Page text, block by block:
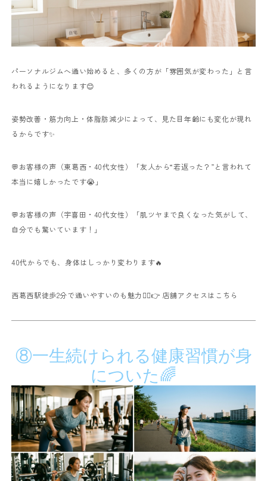
パーソナルジムへ通い始めると、多くの方が「雰囲気が変わった」と言
われるようになります😊
姿勢改善・筋力向上・体脂肪減少によって、見た目年齢にも変化が現れ
るからです✨
💬お客様の声（東葛西・40代女性）
「友人から“若返った？”と言われて
本当に嬉しかったです😭」
💬お客様の声（宇喜田・40代女性）
「肌ツヤまで良くなった気がして、
自分でも驚いています！」
40代からでも、身体はしっかり変わります🔥
西葛西駅徒歩2分で通いやすいのも魅力🚶‍♀️👉 店舗アクセスはこちら
⑧一生続けられる健康習慣が身
についた🌈